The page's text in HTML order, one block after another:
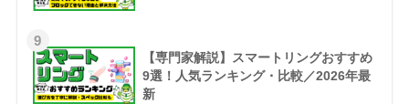
9
【専門家解説】スマートリングおすすめ
9選！人気ランキング・比較／2026年最
新